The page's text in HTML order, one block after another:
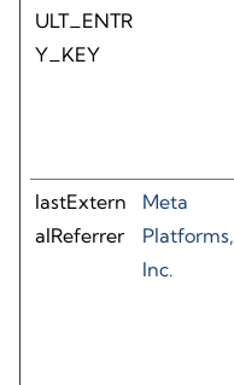
ULT_ENTR
Y_KEY
lastExtern
alReferrer
Meta
Platforms,
Inc.